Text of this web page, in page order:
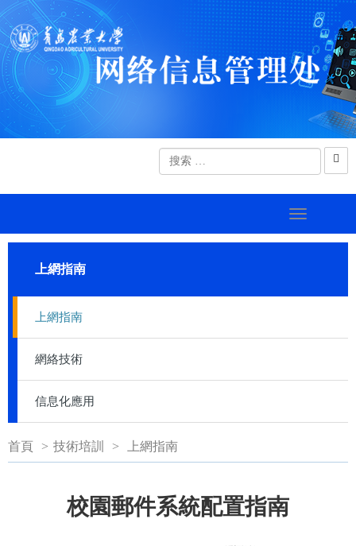
上網指南
上網指南
網絡技術
信息化應用
首頁 > 技術培訓 > 上網指南
校園郵件系統配置指南